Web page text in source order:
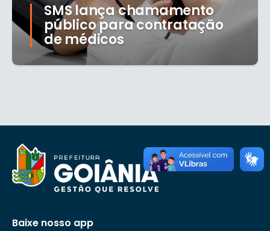
SMS lança chamamento
público para contratação
de médicos
Baixe nosso app